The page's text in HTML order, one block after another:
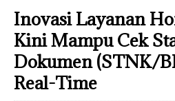
Inovasi Layanan
Kini Mampu Cek
Dokumen (STNK/
Real-Time